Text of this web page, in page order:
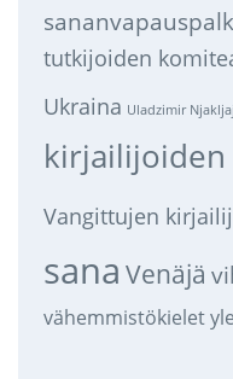
tutkijoiden
Ukraina Uladzimir
Vangittujen
sana Venäjä
vähemmistökielet